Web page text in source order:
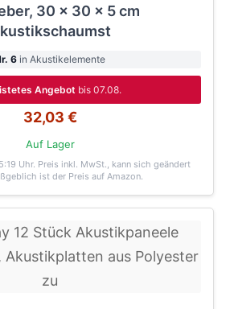
30 x 30 x 5 cm
6 in Akustikelemente
Angebot bis 07.08.
32,03 €
Auf Lager
Uhr. Preis inkl. MwSt., kann sich geändert
ist der Preis auf Amazon.